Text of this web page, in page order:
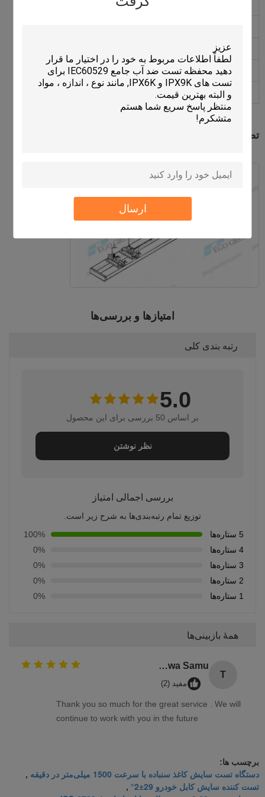
ارسال
1mm² - 630mm²
فاصله گیره
ساخت مواد پایه آلیاژ آلومینیوم، گیره مسی
ابعاد کلی 1450 × 140 × 130 میلی متر
تصویر محصول
امتیازها و بررسی‌ها
رتبه بندی کلی
5.0
بر اساس 50 بررسی برای این محصول
نظر نوشتن
بررسی اجمالی امتیاز
توزیع تمام رتبه‌بندی‌ها به شرح زیر است.
5 ستاره‌ها
100%
4 ستاره‌ها
0%
3 ستاره‌ها
0%
2 ستاره‌ها
0%
1 ستاره‌ها
0%
همهٔ بازبینی‌ها
T
Tafadzwa Samu
مفید (2)
Thank you so much for the great service . We will
continue to work with you in the future
برچسب ها:
دستگاه تست سایش کاغذ سنباده با سرعت 1500 میلی‌متر در دقیقه ,
تست کننده سایش کابل خودرو 29±2° ,